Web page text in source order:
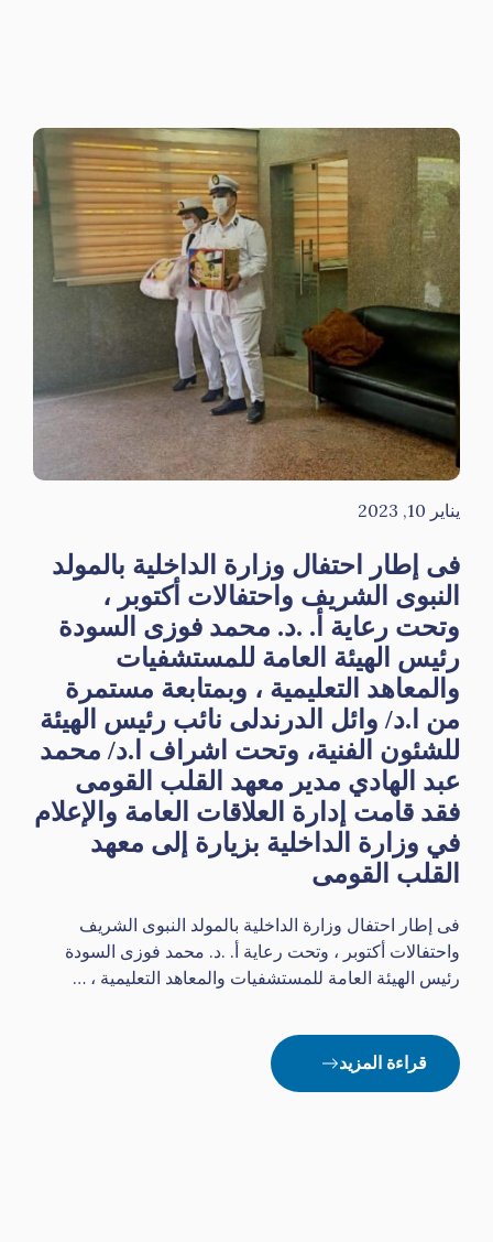
يناير 10, 2023
فى إطار احتفال وزارة الداخلية بالمولد
النبوى الشريف واحتفالات أكتوبر ،
وتحت رعاية أ. .د. محمد فوزى السودة
رئيس الهيئة العامة للمستشفيات
والمعاهد التعليمية ، وبمتابعة مستمرة
من ا.د/ وائل الدرندلى نائب رئيس الهيئة
للشئون الفنية، وتحت اشراف ا.د/ محمد
عبد الهادي مدير معهد القلب القومى
فقد قامت إدارة العلاقات العامة والإعلام
في وزارة الداخلية بزيارة إلى معهد
القلب القومى
فى إطار احتفال وزارة الداخلية بالمولد النبوى الشريف
واحتفالات أكتوبر ، وتحت رعاية أ. .د. محمد فوزى السودة
رئيس الهيئة العامة للمستشفيات والمعاهد التعليمية ، …
قراءة المزيد